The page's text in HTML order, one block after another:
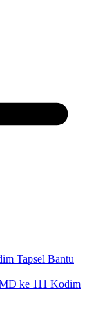
Tapsel Bantu
ke 111 Kodim